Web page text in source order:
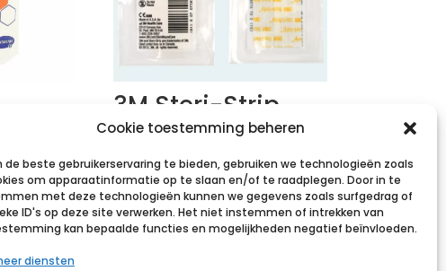
Cookie toestemming beheren
de beste gebruikerservaring te bieden, gebruiken we technologieën zoals
om apparaatinformatie op te slaan en/of te raadplegen. Door in te
met deze technologieën kunnen we gegevens zoals surfgedrag of
ID's op deze site verwerken. Het niet instemmen of intrekken van
kan bepaalde functies en mogelijkheden negatief beïnvloeden.
diensten
3M Steri-Strip
hechtstrips, 3mm
x 75mm, (10x 5
strips)
€29,02 incl. btw